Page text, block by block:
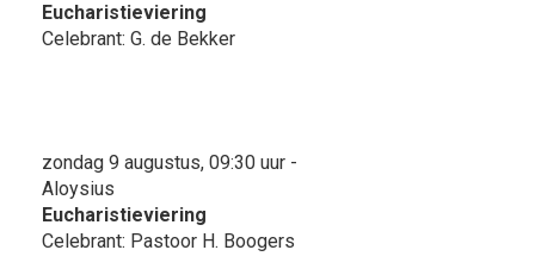
Eucharistieviering
Celebrant: G. de Bekker
zondag 9 augustus, 09:30 uur -
Aloysius
Eucharistieviering
Celebrant: Pastoor H. Boogers